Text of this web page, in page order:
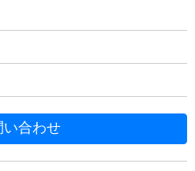
い合わせ